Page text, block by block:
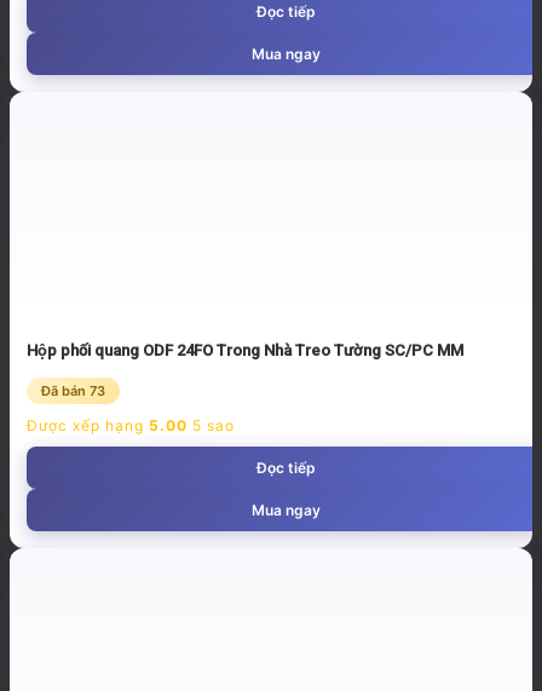
Đọc tiếp
Mua ngay
Hộp phối quang ODF 24FO Trong Nhà Treo Tường SC/PC MM
Đã bán 73
Được xếp hạng 5.00 5 sao
Đọc tiếp
Mua ngay